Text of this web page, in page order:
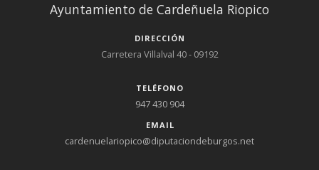
Ayuntamiento de Cardeñuela Riopico
DIRECCIÓN
Carretera Villalval 40 - 09192
TELÉFONO
947 430 904
EMAIL
cardenuelariopico@diputaciondeburgos.net